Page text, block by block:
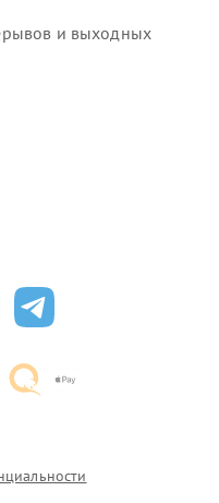
и выходных